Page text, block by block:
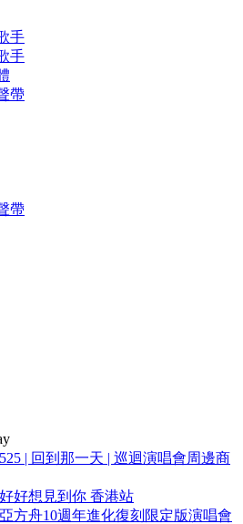
手
手
帶
帶
| 回到那一天 | 巡迴演唱會周邊商
好想見到你 香港站
方舟10週年進化復刻限定版演唱會